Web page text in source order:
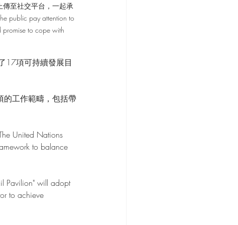
至社交平台，一起承
public pay attention to
to cope with
17項可持續發展目
的工作範疇，包括帶
United Nations
to balance
Pavilion" will adopt
to achieve